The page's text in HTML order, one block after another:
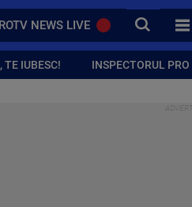
NEWS LIVE CAUTA
TE IUBESC! INSPECTORUL PRO